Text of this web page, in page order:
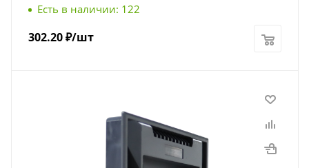
Есть в наличии: 122
302.20₽/шт